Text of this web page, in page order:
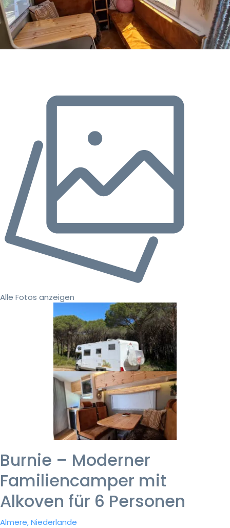
Alle Fotos anzeigen
Burnie – Moderner
Familiencamper mit
Alkoven für 6 Personen
Almere, Niederlande